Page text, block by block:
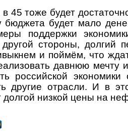
45 тоже будет
бюджета будет мало
поддержки
стороны, долгий
и поймём, что
давнюю мечту
российской экономики
другие отрасли. И в
низкой цены на